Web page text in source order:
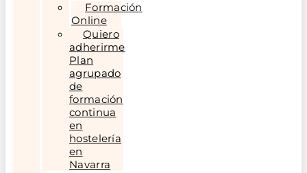
Formación
Online
Quiero
adherirme
Plan
agrupado
de
formación
continua
en
hostelería
en
Navarra